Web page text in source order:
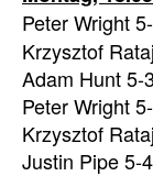
Peter Wright
Krzysztof
Adam Hunt 5-
Peter Wright
Krzysztof
Justin Pipe 5-